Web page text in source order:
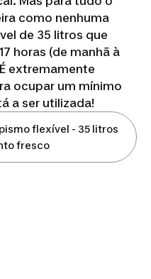
como nenhuma
de 35 litros que
horas (de manhã à
extremamente
ocupar um mínimo
a ser utilizada!
flexível - 35 litros
fresco